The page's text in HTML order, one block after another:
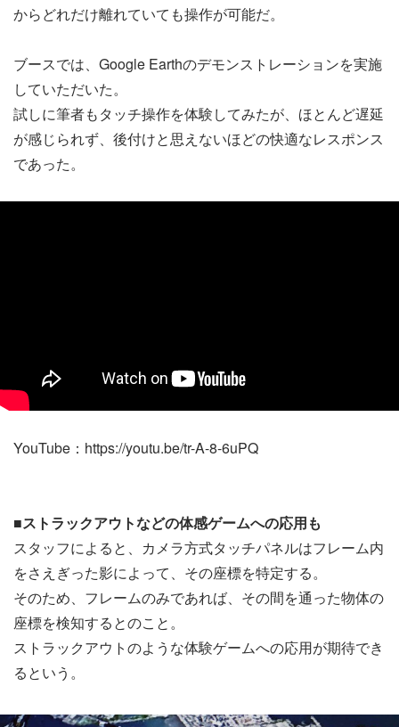
からどれだけ離れていても操作が可能だ。
ブースでは、Google Earthのデモンストレーションを実施
していただいた。
試しに筆者もタッチ操作を体験してみたが、ほとんど遅延
が感じられず、後付けと思えないほどの快適なレスポンス
であった。
YouTube：https://youtu.be/tr-A-8-6uPQ
■ストラックアウトなどの体感ゲームへの応用も
スタッフによると、カメラ方式タッチパネルはフレーム内
をさえぎった影によって、その座標を特定する。
そのため、フレームのみであれば、その間を通った物体の
座標を検知するとのこと。
ストラックアウトのような体験ゲームへの応用が期待でき
るという。